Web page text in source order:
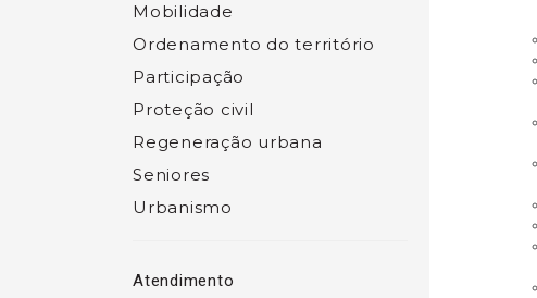
Mobilidade
Ordenamento do território
Participação
Proteção civil
Regeneração urbana
Seniores
Urbanismo
Atendimento